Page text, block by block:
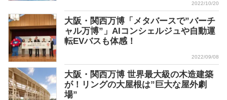
2022/10/20
大阪・関西万博「メタバースで”バーチ
ャル万博”」AIコンシェルジュや自動運
転EVバスも体感！
2022/09/08
大阪・関西万博 世界最大級の木造建築
が！リングの大屋根は”巨大な屋外劇
場”